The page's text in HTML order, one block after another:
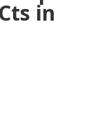
in